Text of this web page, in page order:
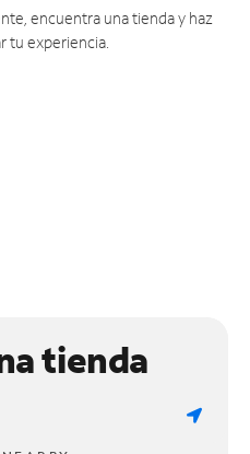
encuentra una tienda y haz
tu experiencia.
tienda